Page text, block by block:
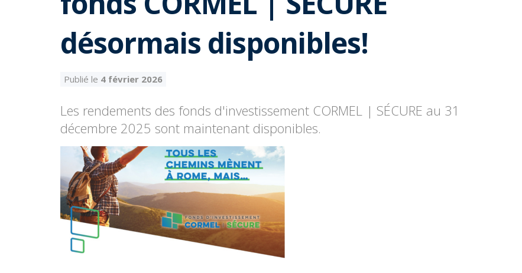
désormais disponibles!
Publié le 4 février 2026
Les rendements des fonds d'investissement CORMEL | SÉCURE au 31
décembre 2025 sont maintenant disponibles.